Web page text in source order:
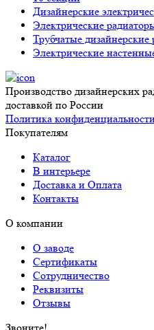
Дизайнерские
Электрические
Трубчатые дизайнерские
Электрические
Производство дизайнерских
доставкой по России
Политика
Покупателям
Каталог
В интерьере
Доставка и Оплата
Контакты
О компании
О заводе
Сертификаты
Сотрудничество
Реквизиты
Отзывы
Звоните!